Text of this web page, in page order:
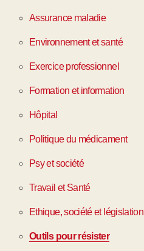
Assurance maladie
Environnement et santé
Exercice professionnel
Formation et information
Hôpital
Politique du médicament
Psy et société
Travail et Santé
Ethique, société et législation
Outils pour résister